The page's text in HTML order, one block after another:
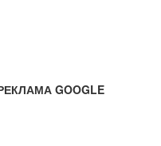
GOOGLE